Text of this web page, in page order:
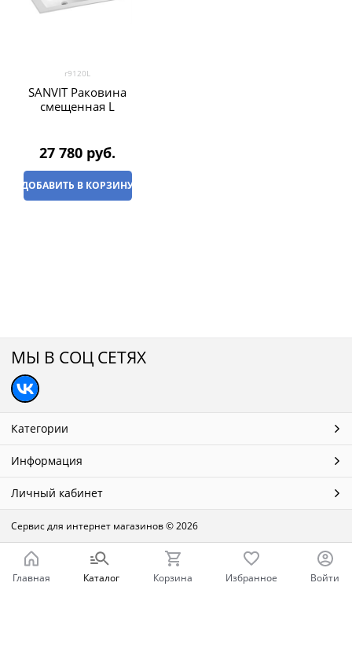
r9120L
SANVIT Раковина
смещенная L
27 780 руб.
ДОБАВИТЬ В КОРЗИНУ
МЫ В СОЦ СЕТЯХ
Категории
Информация
Личный кабинет
Сервис для интернет магазинов© 2026
Главная Каталог Корзина Избранное Войти